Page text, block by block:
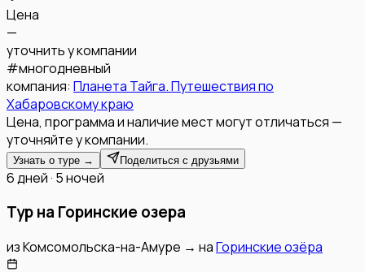
Цена
—
уточнить у компании
#многодневный
компания: Планета Тайга. Путешествия по
Хабаровскому краю
Цена, программа и наличие мест могут отличаться —
уточняйте у компании.
Узнать о туре → Поделиться с друзьями
6 дней · 5 ночей
Тур на Горинские озера
изКомсомольска-на-Амуре → наГоринские озёра